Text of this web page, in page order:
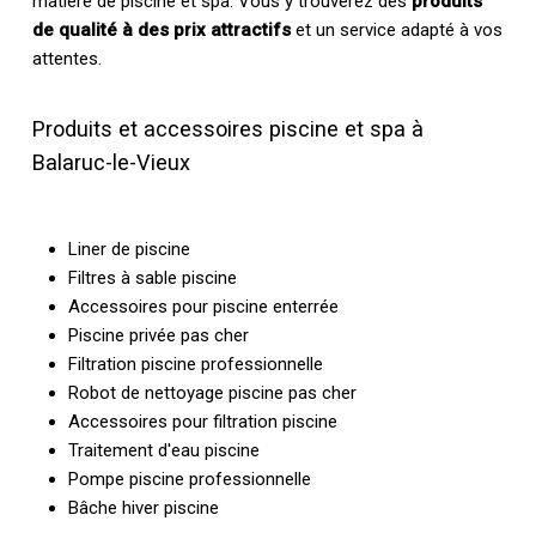
de qualité à des prix attractifset un service adapté à vos
attentes.
Produits et accessoires piscine et spa à
Balaruc-le-Vieux
Liner de piscine
Filtres à sable piscine
Accessoires pour piscine enterrée
Piscine privée pas cher
Filtration piscine professionnelle
Robot de nettoyage piscine pas cher
Accessoires pour filtration piscine
Traitement d'eau piscine
Pompe piscine professionnelle
Bâche hiver piscine